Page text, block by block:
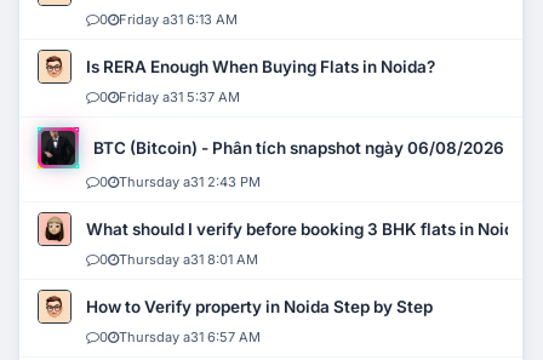
0 Friday a31 6:13 AM
Is RERA Enough When Buying Flats in Noida?
0 Friday a31 5:37 AM
BTC (Bitcoin) - Phân tích snapshot ngày 06/08/2026
0 Thursday a31 2:43 PM
What should I verify before booking 3 BHK flats in Noida?
0 Thursday a31 8:01 AM
How to Verify property in Noida Step by Step
0 Thursday a31 6:57 AM